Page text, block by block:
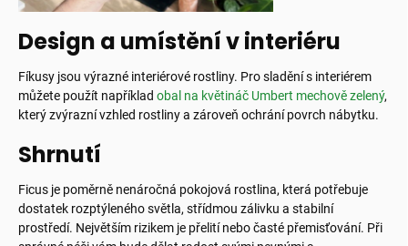
Design a umístění v interiéru
Fíkusy jsou výrazné interiérové rostliny. Pro sladění s interiérem
můžete použít například obal na květináč Umbert mechově zelený,
který zvýrazní vzhled rostliny a zároveň ochrání povrch nábytku.
Shrnutí
Ficus je poměrně nenáročná pokojová rostlina, která potřebuje
dostatek rozptýleného světla, střídmou zálivku a stabilní
prostředí. Největším rizikem je přelití nebo časté přemisťování. Při